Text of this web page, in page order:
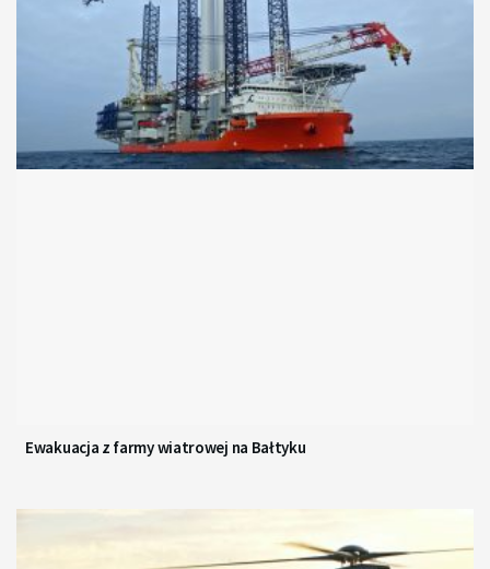
Ewakuacja z farmy wiatrowej na Bałtyku